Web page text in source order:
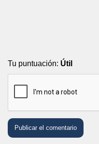
Tu puntuación: Útil